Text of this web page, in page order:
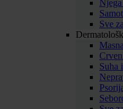
Sve
Suha